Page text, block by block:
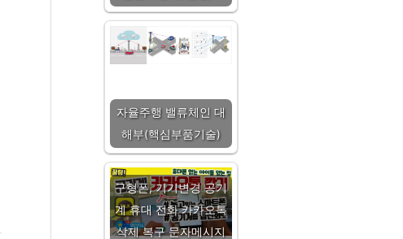
자율주행 밸류체인 대
해부(핵심부품기술)
구형폰, 기기변경 공기
계 휴대 전화 카카오톡
삭제 복구 문자메시지